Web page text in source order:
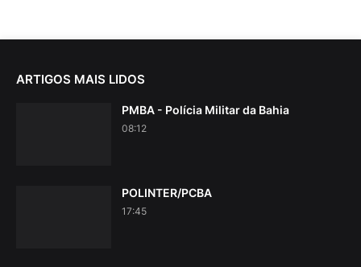
ARTIGOS MAIS LIDOS
PMBA - Polícia Militar da Bahia
08:12
POLINTER/PCBA
17:45